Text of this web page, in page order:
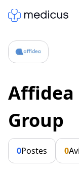
Affidea
Group
0Postes 0